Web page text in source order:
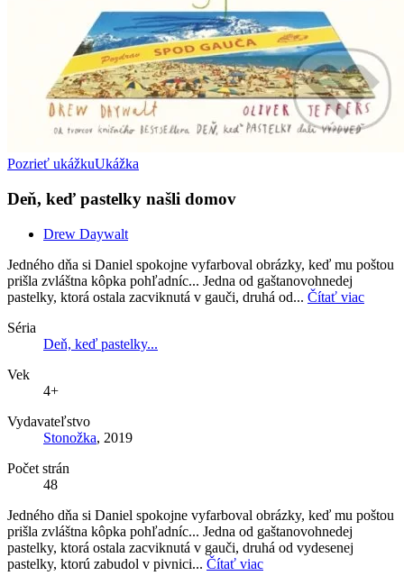
Pozrieť ukážkuUkážka
Deň, keď pastelky našli domov
Drew Daywalt
Jedného dňa si Daniel spokojne vyfarboval obrázky, keď mu poštou
prišla zvláštna kôpka pohľadníc... Jedna od gaštanovohnedej
pastelky, ktorá ostala zacviknutá v gauči, druhá od... Čítať viac
Séria
Deň, keď pastelky...
Vek
4+
Vydavateľstvo
Stonožka, 2019
Počet strán
48
Jedného dňa si Daniel spokojne vyfarboval obrázky, keď mu poštou
prišla zvláštna kôpka pohľadníc... Jedna od gaštanovohnedej
pastelky, ktorá ostala zacviknutá v gauči, druhá od vydesenej
pastelky, ktorú zabudol v pivnici... Čítať viac